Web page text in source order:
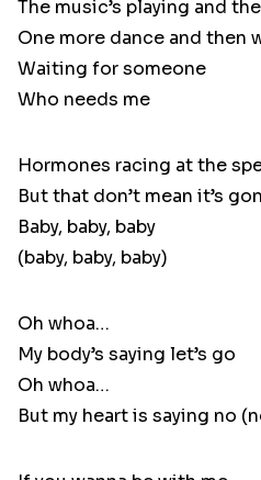
The music’s playing and
One more dance and then
Waiting for someone
Who needs me
Hormones racing at the
But that don’t mean it’s
Baby, baby, baby
(baby, baby, baby)
Oh whoa…
My body’s saying let’s go
Oh whoa…
But my heart is saying no